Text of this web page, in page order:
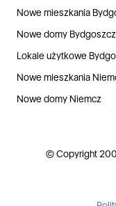
Nowe mieszkania
Nowe domy Bydgoszcz
Lokale użytkowe
Nowe mieszkania
Nowe domy Niemcz
© Copyright